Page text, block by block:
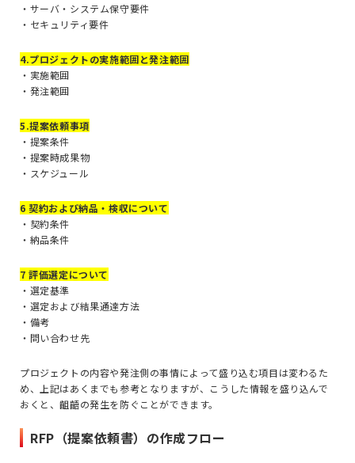
・サーバ・システム保守要件
・セキュリティ要件
4.プロジェクトの実施範囲と発注範囲
・実施範囲
・発注範囲
5.提案依頼事項
・提案条件
・提案時成果物
・スケジュール
6 契約および納品・検収について
・契約条件
・納品条件
7 評価選定について
・選定基準
・選定および結果通達方法
・備考
・問い合わせ先
プロジェクトの内容や発注側の事情によって盛り込む項目は変わるた
め、上記はあくまでも参考となりますが、こうした情報を盛り込んで
おくと、齟齬の発生を防ぐことができます。
RFP（提案依頼書）の作成フロー